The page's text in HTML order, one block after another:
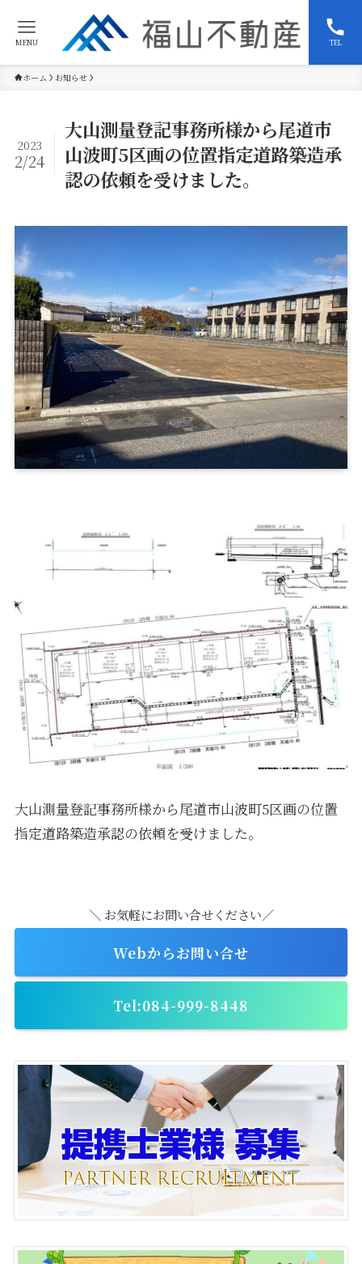
TEL
MENU
ホーム お知らせ
大山測量登記事務所様から尾道市
山波町5区画の位置指定道路築造承
認の依頼を受けました。
2023
2/24
大山測量登記事務所様から尾道市山波町5区画の位置
指定道路築造承認の依頼を受けました。
＼ お気軽にお問い合せください／
Webからお問い合せ
Tel:084-999-8448